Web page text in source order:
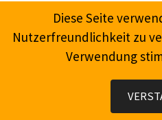
Inhalt
Wein, Champagner,
Diese Seite
Nutzerfreundlichkeit zu
Verwendung